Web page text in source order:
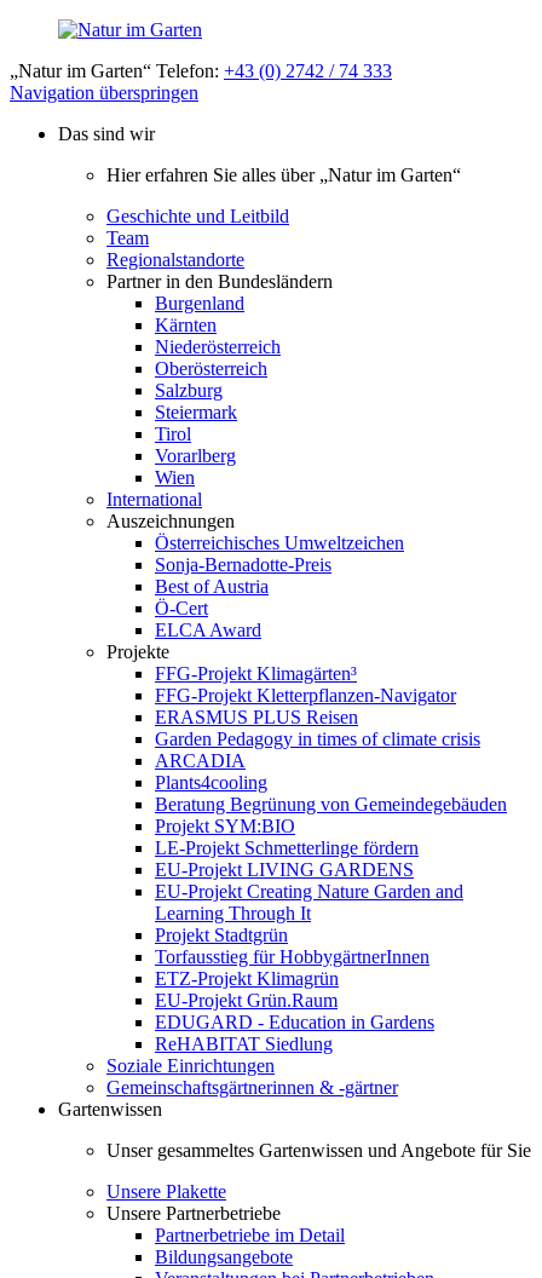
„Natur im Garten“ Telefon: +43 (0) 2742 / 74 333
Navigation überspringen
Das sind wir
Hier erfahren Sie alles über „Natur im Garten“
Geschichte und Leitbild
Team
Regionalstandorte
Partner in den Bundesländern
Burgenland
Kärnten
Niederösterreich
Oberösterreich
Salzburg
Steiermark
Tirol
Vorarlberg
Wien
International
Auszeichnungen
Österreichisches Umweltzeichen
Sonja-Bernadotte-Preis
Best of Austria
Ö-Cert
ELCA Award
Projekte
FFG-Projekt Klimagärten³
FFG-Projekt Kletterpflanzen-Navigator
ERASMUS PLUS Reisen
Garden Pedagogy in times of climate crisis
ARCADIA
Plants4cooling
Beratung Begrünung von Gemeindegebäuden
Projekt SYM:BIO
LE-Projekt Schmetterlinge fördern
EU-Projekt LIVING GARDENS
EU-Projekt Creating Nature Garden and
Learning Through It
Projekt Stadtgrün
Torfausstieg für HobbygärtnerInnen
ETZ-Projekt Klimagrün
EU-Projekt Grün.Raum
EDUGARD - Education in Gardens
ReHABITAT Siedlung
Soziale Einrichtungen
Gemeinschaftsgärtnerinnen & -gärtner
Gartenwissen
Unser gesammeltes Gartenwissen und Angebote für Sie
Unsere Plakette
Unsere Partnerbetriebe
Partnerbetriebe im Detail
Bildungsangebote